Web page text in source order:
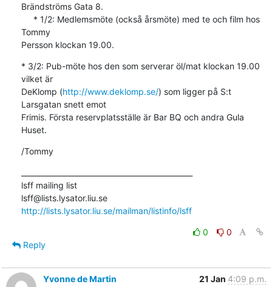
Brändströms Gata 8.
Tommy
Persson klockan 19.00.
* 3/2: Pub-möte hos den som serverar öl/mat klockan 19.00
vilket är
DeKlomp (http://www.deklomp.se/) som ligger på S:t
Larsgatan snett emot
Frimis. Första reservplatsställe är Bar BQ och andra Gula
Huset.
/Tommy
lsff mailing list
lsff@lists.lysator.liu.se
http://lists.lysator.liu.se/mailman/listinfo/lsff
0
0
Reply
Yvonne de Martin 21 Jan 4:09 p.m.